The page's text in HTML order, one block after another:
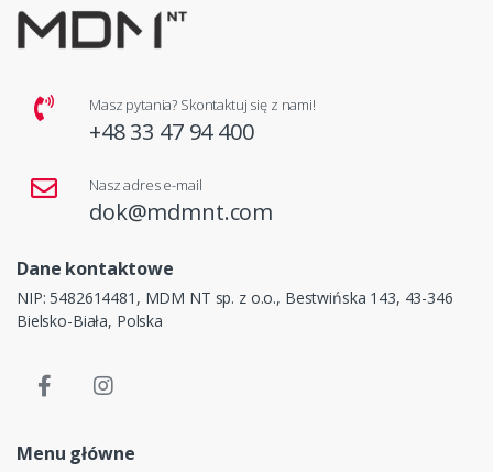
Masz pytania? Skontaktuj się z nami!
+48 33 47 94 400
Nasz adres e-mail
dok@mdmnt.com
Dane kontaktowe
NIP: 5482614481, MDM NT sp. z o.o., Bestwińska 143, 43-346
Bielsko-Biała, Polska
Menu główne